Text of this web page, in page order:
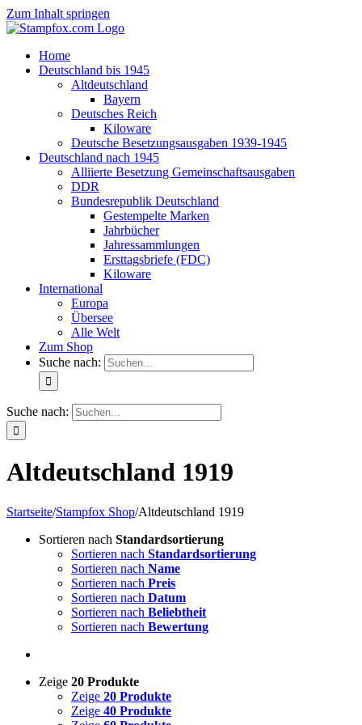
Zum Inhalt springen
Home
Deutschland bis 1945
Altdeutschland
Bayern
Deutsches Reich
Kiloware
Deutsche Besetzungsausgaben 1939-1945
Deutschland nach 1945
Alliierte Besetzung Gemeinschaftsausgaben
DDR
Bundesrepublik Deutschland
Gestempelte Marken
Jahrbücher
Jahressammlungen
Ersttagsbriefe (FDC)
Kiloware
International
Europa
Übersee
Alle Welt
Zum Shop
Suche nach:
Suche nach:
Altdeutschland 1919
Startseite/Stampfox Shop/Altdeutschland 1919
Sortieren nach Standardsortierung
Sortieren nach Standardsortierung
Sortieren nach Name
Sortieren nach Preis
Sortieren nach Datum
Sortieren nach Beliebtheit
Sortieren nach Bewertung
Zeige 20 Produkte
Zeige 20 Produkte
Zeige 40 Produkte